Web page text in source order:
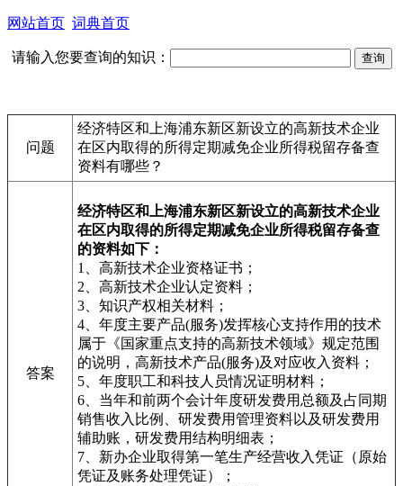
网站首页 词典首页
请输入您要查询的知识：
问题
经济特区和上海浦东新区新设立的高新技术企业
在区内取得的所得定期减免企业所得税留存备查
资料有哪些？
答案
经济特区和上海浦东新区新设立的高新技术企业
在区内取得的所得定期减免企业所得税留存备查
的资料如下：
1、高新技术企业资格证书；
2、高新技术企业认定资料；
3、知识产权相关材料；
4、年度主要产品(服务)发挥核心支持作用的技术
属于《国家重点支持的高新技术领域》规定范围
的说明，高新技术产品(服务)及对应收入资料；
5、年度职工和科技人员情况证明材料；
6、当年和前两个会计年度研发费用总额及占同期
销售收入比例、研发费用管理资料以及研发费用
辅助账，研发费用结构明细表；
7、新办企业取得第一笔生产经营收入凭证（原始
凭证及账务处理凭证）；